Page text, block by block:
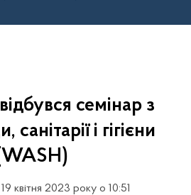
семінар з
і гігієни
квітня 2023 року о 10:51